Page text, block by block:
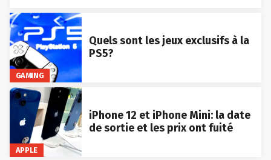
GAMING
Quels sont les jeux exclusifs à la
PS5?
APPLE
iPhone 12 et iPhone Mini: la date
de sortie et les prix ont fuité